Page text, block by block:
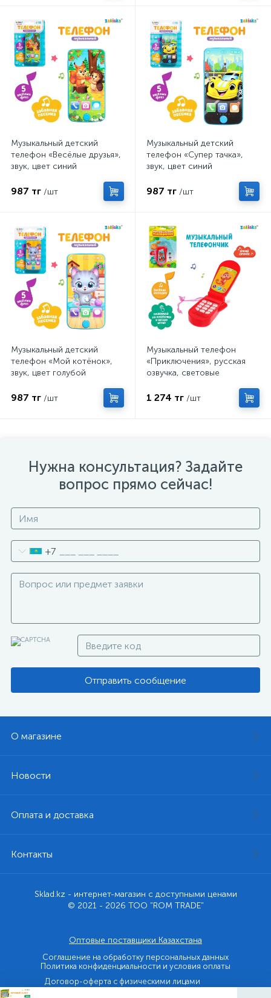
Музыкальный детский
телефон «Весёлые друзья»,
звук, цвет синий
987 тг /шт
Музыкальный детский
телефон «Супер тачка»,
звук, цвет синий
987 тг /шт
Музыкальный детский
телефон «Мой котёнок»,
звук, цвет голубой
987 тг /шт
Музыкальный телефон
«Приключения», русская
озвучка, световые
батареек, МИКС
1 274 тг /шт
Нужна консультация? Задайте
вопрос прямо сейчас!
+7
Отправить сообщение
О магазине
Новости
Оплата и доставка
Контакты
Sklad.kz - интернет-магазин с доступными ценами
© 2021 - 2026 ТОО "ROM TRADE"
Оптовые поставщики Казахстана
Соглашение на обработку персональных данных
Политика конфиденциальности и условия оплаты
Договор-оферта с физическими лицами